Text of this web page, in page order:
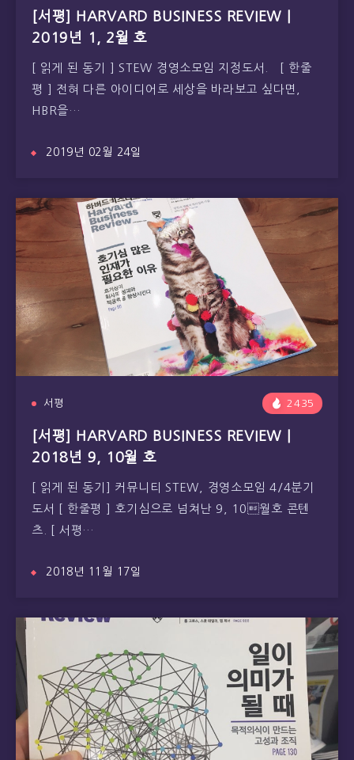
[서평] HARVARD BUSINESS REVIEW |
2019년 1, 2월 호
[ 읽게 된 동기 ] STEW 경영소모임 지정도서. [ 한줄
평 ] 전혀 다른 아이디어로 세상을 바라보고 싶다면,
HBR을…
2019년 02월 24일
서평 2435
[서평] HARVARD BUSINESS REVIEW |
2018년 9, 10월 호
[ 읽게 된 동기] 커뮤니티 STEW, 경영소모임 4/4분기
도서 [ 한줄평 ] 호기심으로 넘쳐난 9, 10월호 콘텐
츠. [ 서평…
2018년 11월 17일